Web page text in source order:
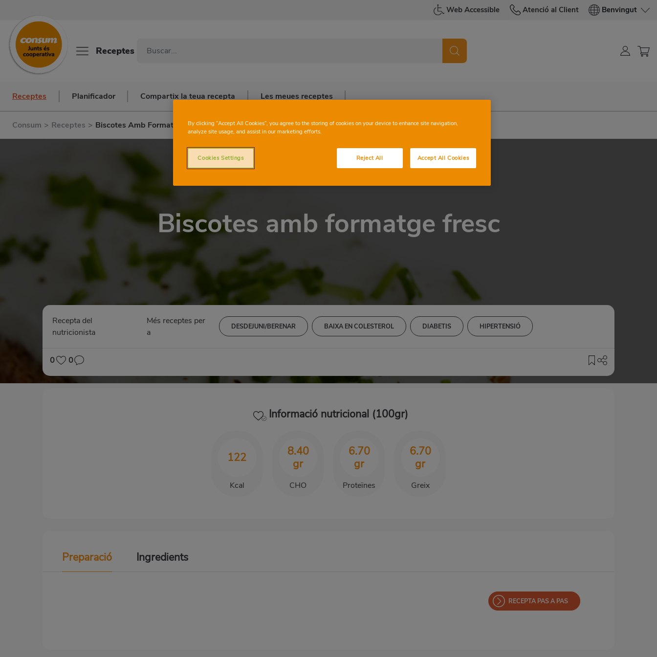
Web Accessible Atenció al Client Benvingut
Receptes
Receptes Planificador Compartix la teua recepta Les meues receptes
Consum > Receptes > Biscotes Amb Formatge Fresc
Biscotes amb formatge fresc
Recepta del
nutricionista
Més receptes per
a
DESDEJUNI/BERENAR BAIXA EN COLESTEROL DIABETIS HIPERTENSIÓ
0 0
Informació nutricional (100gr)
122
Kcal
8.40
gr
CHO
6.70
gr
Proteïnes
6.70
gr
Greix
Preparació Ingredients
RECEPTA PAS A PAS
By clicking “Accept All Cookies”, you agree to the storing of cookies on your device to enhance site navigation,
analyze site usage, and assist in our marketing efforts.
Reject All Accept All Cookies
Cookies Settings